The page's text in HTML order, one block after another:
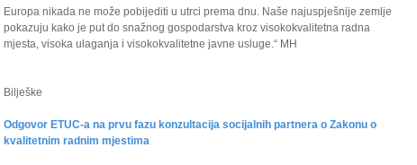
Europa nikada ne može pobijediti u utrci prema dnu. Naše najuspješnije zemlje
pokazuju kako je put do snažnog gospodarstva kroz visokokvalitetna radna
mjesta, visoka ulaganja i visokokvalitetne javne usluge.“ MH
Bilješke
Odgovor ETUC-a na prvu fazu konzultacija socijalnih partnera o Zakonu o
kvalitetnim radnim mjestima